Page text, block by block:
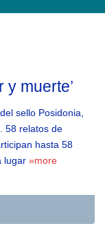
muerte’
sello Posidonia,
58 relatos de
hasta 58
lugar »more